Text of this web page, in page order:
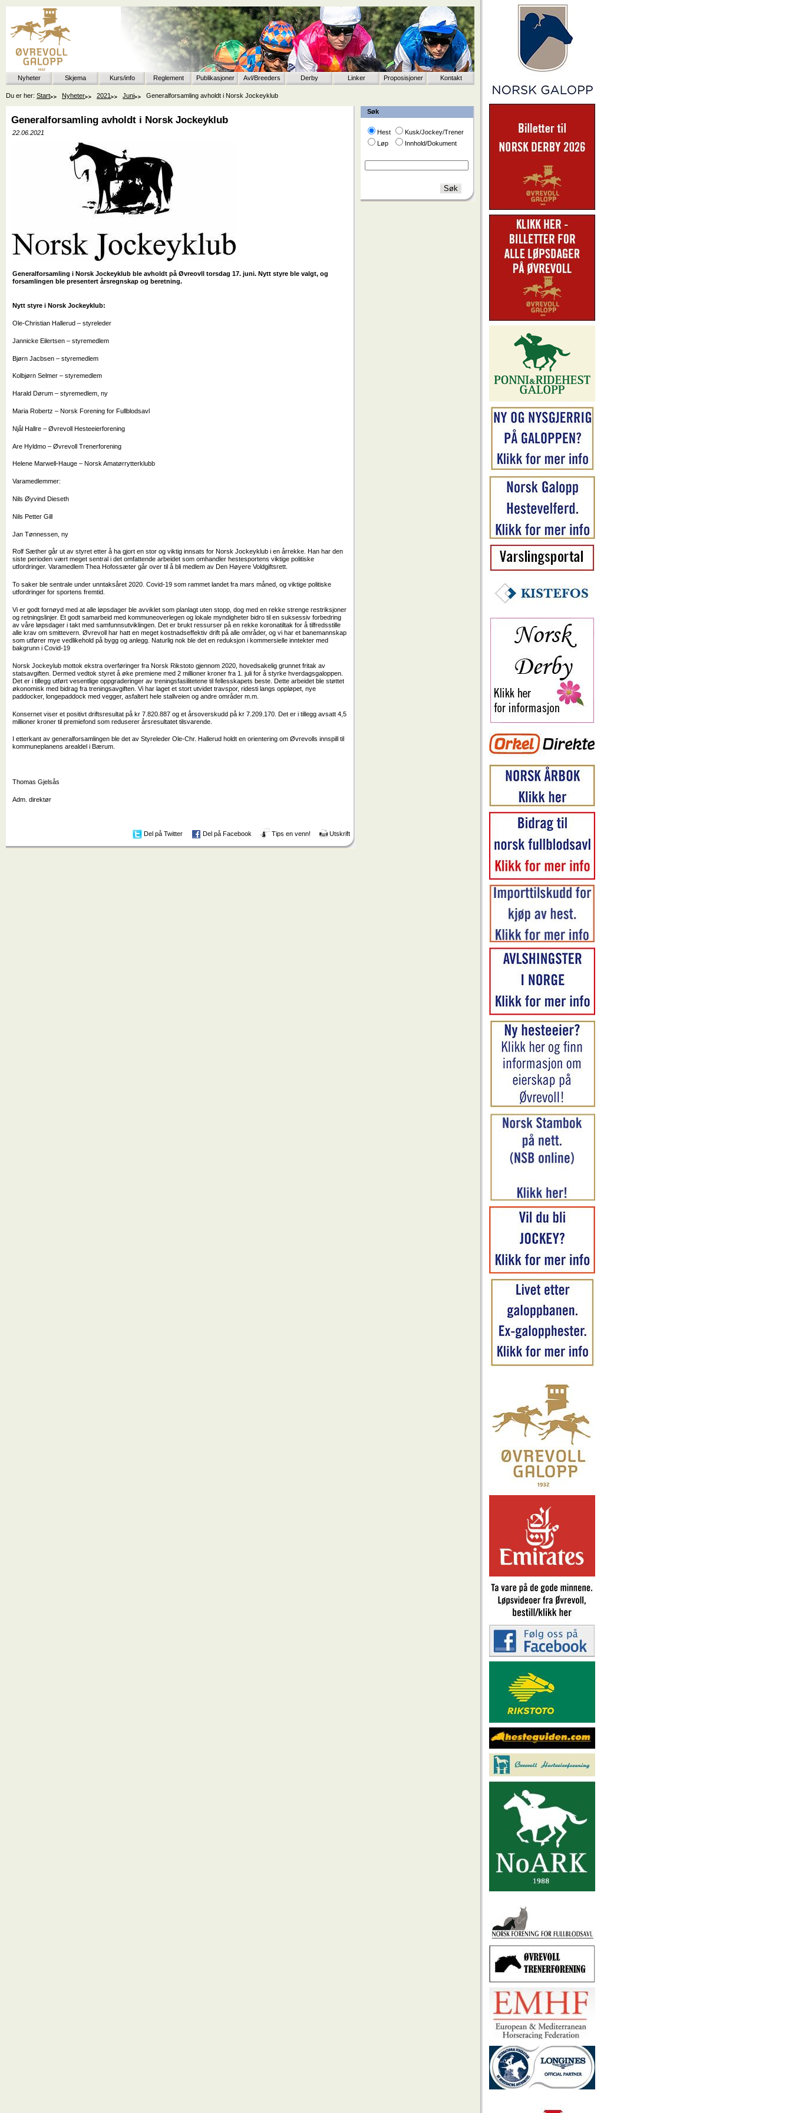
Nyheter Skjema Kurs/info Reglement Publikasjoner Avl/Breeders Derby Linker Proposisjoner Kontakt
Du er her: Start Nyheter 2021 Juni Generalforsamling avholdt i Norsk Jockeyklub
Søk
Hest
Kusk/Jockey/Trener
Løp
Innhold/Dokument
Generalforsamling avholdt i Norsk Jockeyklub
22.06.2021
Generalforsamling i Norsk Jockeyklub ble avholdt på Øvreovll torsdag 17. juni. Nytt styre ble valgt, og
forsamlingen ble presentert årsregnskap og beretning.
Nytt styre i Norsk Jockeyklub:
Ole-Christian Hallerud – styreleder
Jannicke Eilertsen – styremedlem
Bjørn Jacbsen – styremedlem
Kolbjørn Selmer – styremedlem
Harald Dørum – styremedlem, ny
Maria Robertz – Norsk Forening for Fullblodsavl
Njål Hallre – Øvrevoll Hesteeierforening
Are Hyldmo – Øvrevoll Trenerforening
Helene Marwell-Hauge – Norsk Amatørrytterklubb
Varamedlemmer:
Nils Øyvind Dieseth
Nils Petter Gill
Jan Tønnessen, ny
Rolf Sæther går ut av styret etter å ha gjort en stor og viktig innsats for Norsk Jockeyklub i en årrekke. Han har den
siste perioden vært meget sentral i det omfattende arbeidet som omhandler hestesportens viktige politiske
utfordringer. Varamedlem Thea Hofossæter går over til å bli medlem av Den Høyere Voldgiftsrett.
To saker ble sentrale under unntaksåret 2020. Covid-19 som rammet landet fra mars måned, og viktige politiske
utfordringer for sportens fremtid.
Vi er godt fornøyd med at alle løpsdager ble avviklet som planlagt uten stopp, dog med en rekke strenge restriksjoner
og retningslinjer. Et godt samarbeid med kommuneoverlegen og lokale myndigheter bidro til en suksessiv forbedring
av våre løpsdager i takt med samfunnsutviklingen. Det er brukt ressurser på en rekke koronatiltak for å tilfredsstille
alle krav om smittevern. Øvrevoll har hatt en meget kostnadseffektiv drift på alle områder, og vi har et banemannskap
som utfører mye vedlikehold på bygg og anlegg. Naturlig nok ble det en reduksjon i kommersielle inntekter med
bakgrunn i Covid-19
Norsk Jockeylub mottok ekstra overføringer fra Norsk Rikstoto gjennom 2020, hovedsakelig grunnet fritak av
statsavgiften. Dermed vedtok styret å øke premiene med 2 millioner kroner fra 1. juli for å styrke hverdagsgaloppen.
Det er i tillegg utført vesentlige oppgraderinger av treningsfasilitetene til fellesskapets beste. Dette arbeidet ble støttet
økonomisk med bidrag fra treningsavgiften. Vi har laget et stort utvidet travspor, ridesti langs oppløpet, nye
paddocker, longepaddock med vegger, asfaltert hele stallveien og andre områder m.m.
Konsernet viser et positivt driftsresultat på kr 7.820.887 og et årsoverskudd på kr 7.209.170. Det er i tillegg avsatt 4,5
millioner kroner til premiefond som reduserer årsresultatet tilsvarende.
I etterkant av generalforsamlingen ble det av Styreleder Ole-Chr. Hallerud holdt en orientering om Øvrevolls innspill til
kommuneplanens arealdel i Bærum.
Thomas Gjelsås
Adm. direktør
Del på Twitter Del på Facebook Tips en venn! Utskrift